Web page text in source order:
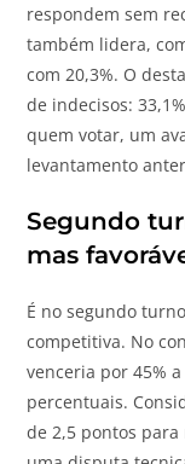
respondem sem
também lidera,
com 20,3%. O
de indecisos:
quem votar, um
levantamento
Segundo
mas
É no segundo
competitiva. No
venceria por 45%
percentuais.
de 2,5 pontos